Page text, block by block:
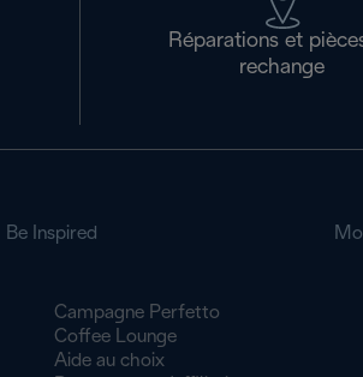
Réparations et
rechange
Be Inspired
Campagne Perfetto
Coffee Lounge
Aide au choix